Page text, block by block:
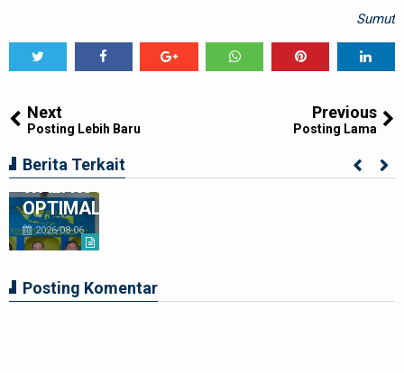
Sumut
Next
Posting Lebih Baru
Previous
Posting Lama
Berita Terkait
LAHIRKAN GENERASI BEBAS STUNTING,
WALI KOTA TEBING TINGGI DORONG
OPTIMALISASI SP3 CATIN
2026-08-06
Posting Komentar